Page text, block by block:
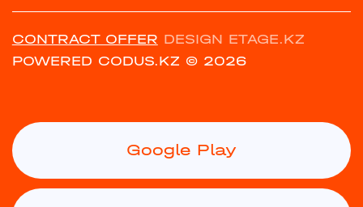
CONTRACT OFFER DESIGN ETAGE.KZ
POWERED CODUS.KZ © 2026
Google Play